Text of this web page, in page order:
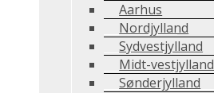
Aarhus
Nordjylland
Sydvestjylland
Midt-vestjylland
Sønderjylland